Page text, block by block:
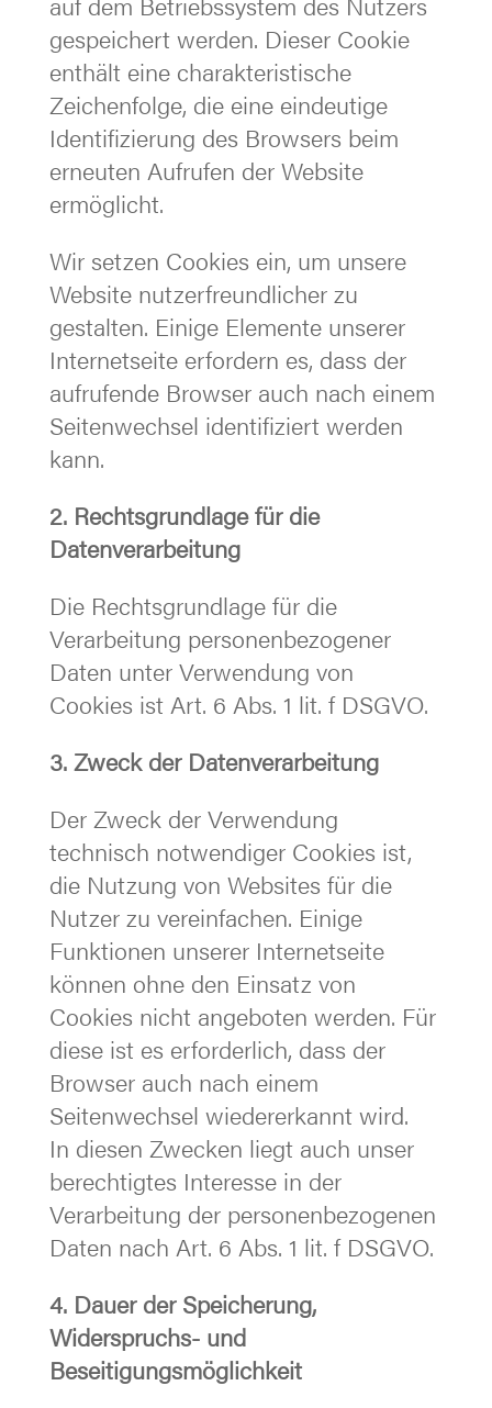
gespeichert werden. Dieser Cookie
enthält eine charakteristische
Zeichenfolge, die eine eindeutige
Identifizierung des Browsers beim
erneuten Aufrufen der Website
ermöglicht.
Wir setzen Cookies ein, um unsere
Website nutzerfreundlicher zu
gestalten. Einige Elemente unserer
Internetseite erfordern es, dass der
aufrufende Browser auch nach einem
Seitenwechsel identifiziert werden
kann.
2. Rechtsgrundlage für die
Datenverarbeitung
Die Rechtsgrundlage für die
Verarbeitung personenbezogener
Daten unter Verwendung von
Cookies ist Art. 6 Abs. 1 lit. f DSGVO.
3. Zweck der Datenverarbeitung
Der Zweck der Verwendung
technisch notwendiger Cookies ist,
die Nutzung von Websites für die
Nutzer zu vereinfachen. Einige
Funktionen unserer Internetseite
können ohne den Einsatz von
Cookies nicht angeboten werden. Für
diese ist es erforderlich, dass der
Browser auch nach einem
Seitenwechsel wiedererkannt wird.
In diesen Zwecken liegt auch unser
berechtigtes Interesse in der
Verarbeitung der personenbezogenen
Daten nach Art. 6 Abs. 1 lit. f DSGVO.
4. Dauer der Speicherung,
Widerspruchs- und
Beseitigungsmöglichkeit